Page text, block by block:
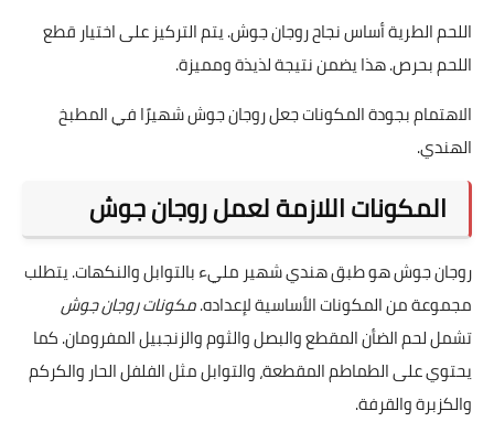
اللحم الطرية أساس نجاح روجان جوش. يتم التركيز على اختيار قطع
اللحم بحرص. هذا يضمن نتيجة لذيذة ومميزة.
الاهتمام بجودة المكونات جعل روجان جوش شهيرًا في المطبخ
الهندي.
المكونات اللازمة لعمل روجان جوش
روجان جوش هو طبق هندي شهير مليء بالتوابل والنكهات. يتطلب
مجموعة من المكونات الأساسية لإعداده.مكونات روجان جوش
تشمل لحم الضأن المقطع والبصل والثوم والزنجبيل المفرومان. كما
يحتوي على الطماطم المقطعة، والتوابل مثل الفلفل الحار والكركم
والكزبرة والقرفة.